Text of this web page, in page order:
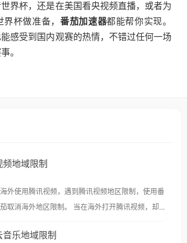
界杯，还是在美国看央视频直播，或者为
界杯做准备， 番茄加速器都能帮你实现。
感受到国内观赛的热情，不错过任何一场
。
地域限制
海外使用腾讯视频，遇到腾讯视频地区限制，使用番
茄取消海外地区限制。 当在海外打开腾讯视频，却突
示语。 海外用户如香港、澳门、台湾、美国、加拿乐地域限制